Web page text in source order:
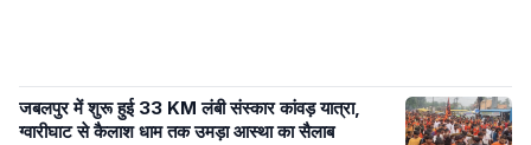
जबलपुर में शुरू हुई 33 KM लंबी संस्कार कांवड़ यात्रा,
ग्वारीघाट से कैलाश धाम तक उमड़ा आस्था का सैलाब